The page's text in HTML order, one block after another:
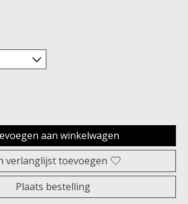
aan winkelwagen
verlanglijst toevoegen
Plaats bestelling